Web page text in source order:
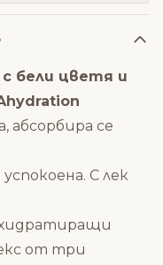
бели цветя и
абсорбира се
С лек
от три